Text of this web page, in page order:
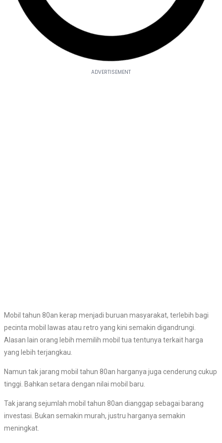
Mobil tahun 80an kerap menjadi buruan masyarakat, terlebih bagi
pecinta mobil lawas atau retro yang kini semakin digandrungi.
Alasan lain orang lebih memilih mobil tua tentunya terkait harga
yang lebih terjangkau.
Namun tak jarang mobil tahun 80an harganya juga cenderung cukup
tinggi. Bahkan setara dengan nilai mobil baru.
Tak jarang sejumlah mobil tahun 80an dianggap sebagai barang
investasi. Bukan semakin murah, justru harganya semakin
meningkat.